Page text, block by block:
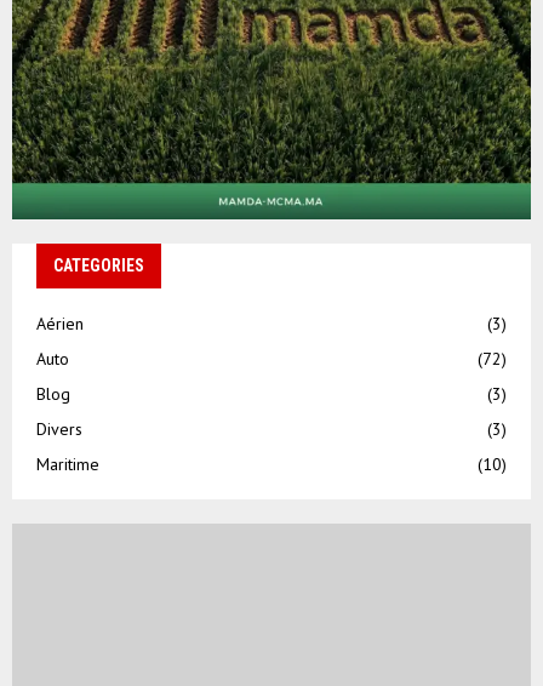
CATEGORIES
Aérien
(3)
Auto
(72)
Blog
(3)
Divers
(3)
Maritime
(10)